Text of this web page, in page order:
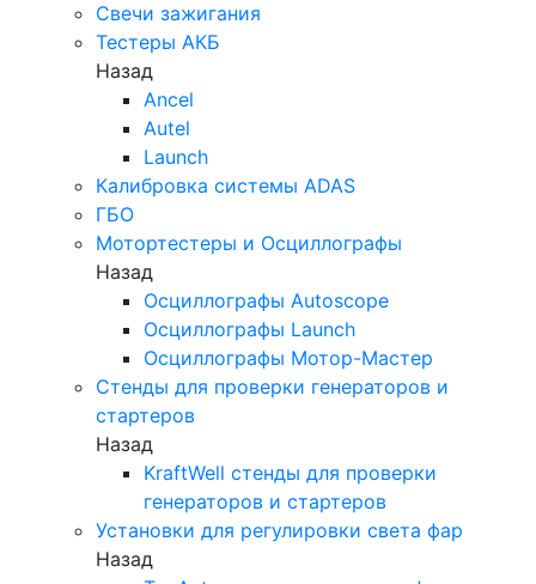
Свечи зажигания
Тестеры АКБ
Назад
Ancel
Autel
Launch
Калибровка системы ADAS
ГБО
Мотортестеры и Осциллографы
Назад
Осциллографы Autoscope
Осциллографы Launch
Осциллографы Мотор-Мастер
Стенды для проверки генераторов и
стартеров
Назад
KraftWell стенды для проверки
генераторов и стартеров
Установки для регулировки света фар
Назад